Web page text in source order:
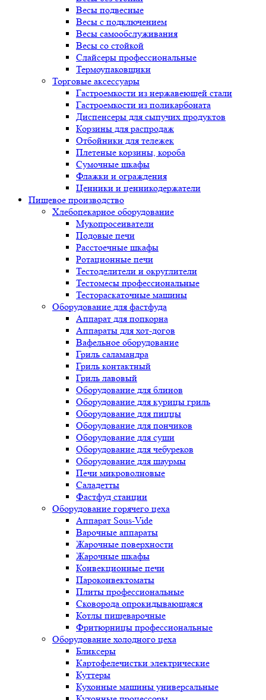
Весы подвесные
Весы с подключением
Весы самообслуживания
Весы со стойкой
Слайсеры профессиональные
Термоупаковщики
Торговые аксессуары
Гастроемкости из нержавеющей стали
Гастроемкости из поликарбоната
Диспенсеры для сыпучих продуктов
Корзины для распродаж
Отбойники для тележек
Плетеные корзины, короба
Сумочные шкафы
Флажки и ограждения
Ценники и ценникодержатели
Пищевое производство
Хлебопекарное оборудование
Мукопросеиватели
Подовые печи
Расстоечные шкафы
Ротационные печи
Тестоделители и округлители
Тестомесы профессиональные
Тестораскаточные машины
Оборудование для фастфуда
Аппарат для попкорна
Аппараты для хот-догов
Вафельное оборудование
Гриль саламандра
Гриль контактный
Гриль лавовый
Оборудование для блинов
Оборудование для курицы гриль
Оборудование для пиццы
Оборудование для пончиков
Оборудование для суши
Оборудование для чебуреков
Оборудование для шаурмы
Печи микроволновые
Саладетты
Фастфуд станции
Оборудование горячего цеха
Аппарат Sous-Vide
Варочные аппараты
Жарочные поверхности
Жарочные шкафы
Конвекционные печи
Пароконвектоматы
Плиты профессиональные
Сковорода опрокидывающаяся
Котлы пищеварочные
Фритюрницы профессиональные
Оборудование холодного цеха
Бликсеры
Картофелечистки электрические
Куттеры
Кухонные машины универсальные